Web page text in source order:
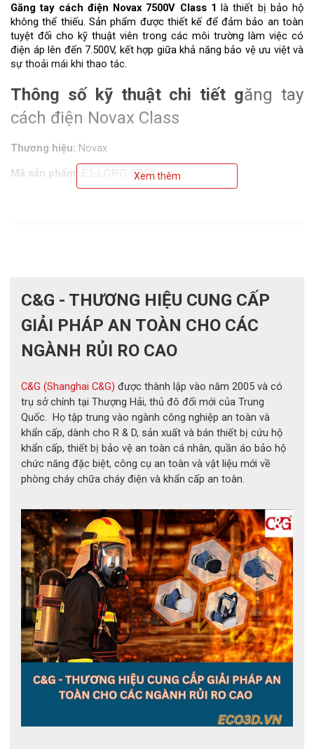
Găng tay cách điện Novax 7500V Class 1 là thiết bị bảo hộ
không thể thiếu. Sản phẩm được thiết kế để đảm bảo an toàn
tuyệt đối cho kỹ thuật viên trong các môi trường làm việc có
điện áp lên đến 7.500V, kết hợp giữa khả năng bảo vệ ưu việt và
sự thoải mái khi thao tác.
Thông số kỹ thuật chi tiết găng tay
cách điện Novax Class
Thương hiệu: Novax
Mã sản phẩm: E1-LORG-S360
Điện áp kiểm tra: 10.000V
Chiều dài:
360mm
Tiêu chuẩn: ASTM D120/GB/T 17866
Đặc điểm nổi bật của sản phẩm
Xem thêm
C&G - THƯƠNG HIỆU CUNG CẤP
GIẢI PHÁP AN TOÀN CHO CÁC
NGÀNH RỦI RO CAO
C&G (Shanghai C&G) được thành lập vào năm 2005 và có
trụ sở chính tại Thượng Hải, thủ đô đổi mới của Trung
Quốc. Họ tập trung vào ngành công nghiệp an toàn và
khẩn cấp, dành cho R & D, sản xuất và bán thiết bị cứu hộ
khẩn cấp, thiết bị bảo vệ an toàn cá nhân, quần áo bảo hộ
chức năng đặc biệt, công cụ an toàn và vật liệu mới về
phòng cháy chữa cháy điện và khẩn cấp an toàn.